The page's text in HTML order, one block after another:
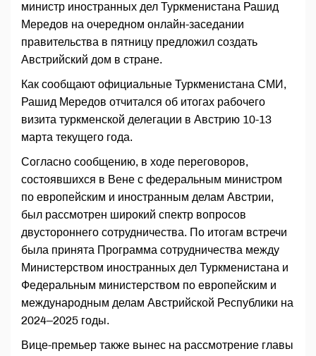
министр иностранных дел Туркменистана Рашид
Мередов на очередном онлайн-заседании
правительства в пятницу предложил создать
Австрийский дом в стране.
Как сообщают официальные Туркменистана СМИ,
Рашид Мередов отчитался об итогах рабочего
визита туркменской делегации в Австрию 10-13
марта текущего года.
Согласно сообщению, в ходе переговоров,
состоявшихся в Вене с федеральным министром
по европейским и иностранным делам Австрии,
был рассмотрен широкий спектр вопросов
двустороннего сотрудничества. По итогам встречи
была принята Программа сотрудничества между
Министерством иностранных дел Туркменистана и
Федеральным министерством по европейским и
международным делам Австрийской Республики на
2024–2025 годы.
Вице-премьер также вынес на рассмотрение главы